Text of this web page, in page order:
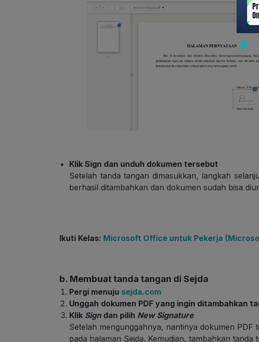
Klik Sign dan unduh dokumen tersebut
Setelah tanda tangan dimasukkan, langkah
berhasil ditambahkan dan dokumen sudah bisa
Ikuti Kelas: Microsoft Office untuk Pekerja
b. Membuat tanda tangan di Sejda
Pergi menuju sejda.com
Unggah dokumen PDF yang ingin ditambahkan
Klik Signdan pilih New Signature
Setelah mengunggahnya, nantinya dokumen
pada halaman Sejda. Kemudian, tambahkan